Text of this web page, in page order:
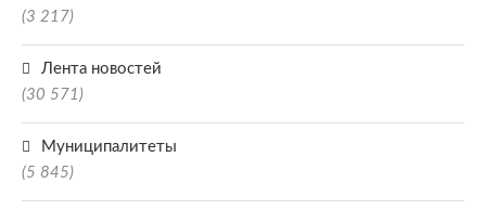
(3 217)
Лента новостей
(30 571)
Муниципалитеты
(5 845)